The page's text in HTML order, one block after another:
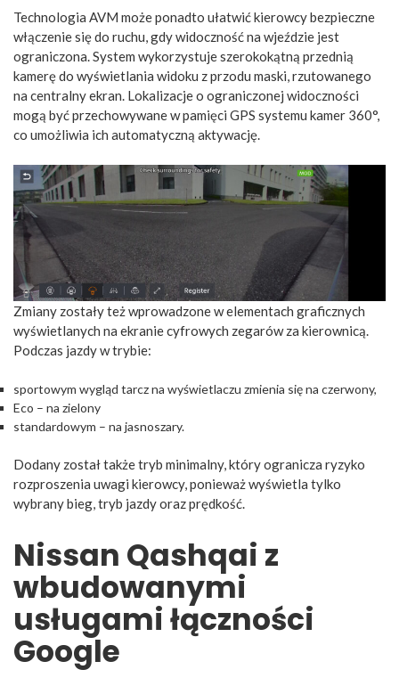
Technologia AVM może ponadto ułatwić kierowcy bezpieczne
włączenie się do ruchu, gdy widoczność na wjeździe jest
ograniczona. System wykorzystuje szerokokątną przednią
kamerę do wyświetlania widoku z przodu maski, rzutowanego
na centralny ekran. Lokalizacje o ograniczonej widoczności
mogą być przechowywane w pamięci GPS systemu kamer 360°,
co umożliwia ich automatyczną aktywację.
Zmiany zostały też wprowadzone w elementach graficznych
wyświetlanych na ekranie cyfrowych zegarów za kierownicą.
Podczas jazdy w trybie:
sportowym wygląd tarcz na wyświetlaczu zmienia się na czerwony,
Eco – na zielony
standardowym – na jasnoszary.
Dodany został także tryb minimalny, który ogranicza ryzyko
rozproszenia uwagi kierowcy, ponieważ wyświetla tylko
wybrany bieg, tryb jazdy oraz prędkość.
Nissan Qashqai z
wbudowanymi
usługami łączności
Google